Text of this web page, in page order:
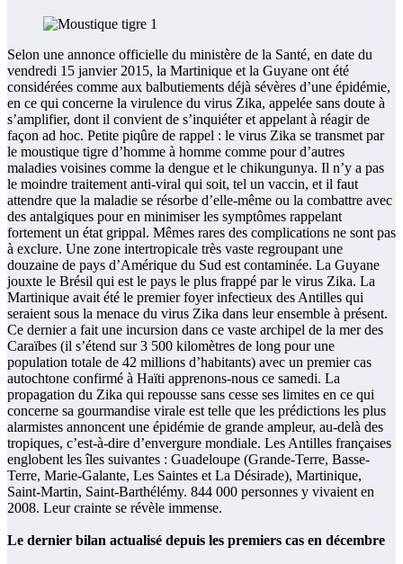
Selon une annonce officielle du ministère de la Santé, en date du
vendredi 15 janvier 2015, la Martinique et la Guyane ont été
considérées comme aux balbutiements déjà sévères d’une épidémie,
en ce qui concerne la virulence du virus Zika, appelée sans doute à
s’amplifier, dont il convient de s’inquiéter et appelant à réagir de
façon ad hoc. Petite piqûre de rappel : le virus Zika se transmet par
le moustique tigre d’homme à homme comme pour d’autres
maladies voisines comme la dengue et le chikungunya. Il n’y a pas
le moindre traitement anti-viral qui soit, tel un vaccin, et il faut
attendre que la maladie se résorbe d’elle-même ou la combattre avec
des antalgiques pour en minimiser les symptômes rappelant
fortement un état grippal. Mêmes rares des complications ne sont pas
à exclure. Une zone intertropicale très vaste regroupant une
douzaine de pays d’Amérique du Sud est contaminée. La Guyane
jouxte le Brésil qui est le pays le plus frappé par le virus Zika. La
Martinique avait été le premier foyer infectieux des Antilles qui
seraient sous la menace du virus Zika dans leur ensemble à présent.
Ce dernier a fait une incursion dans ce vaste archipel de la mer des
Caraïbes (il s’étend sur 3 500 kilomètres de long pour une
population totale de 42 millions d’habitants) avec un premier cas
autochtone confirmé à Haïti apprenons-nous ce samedi. La
propagation du Zika qui repousse sans cesse ses limites en ce qui
concerne sa gourmandise virale est telle que les prédictions les plus
alarmistes annoncent une épidémie de grande ampleur, au-delà des
tropiques, c’est-à-dire d’envergure mondiale. Les Antilles françaises
englobent les îles suivantes : Guadeloupe (Grande-Terre, Basse-
Terre, Marie-Galante, Les Saintes et La Désirade), Martinique,
Saint-Martin, Saint-Barthélémy. 844 000 personnes y vivaient en
2008. Leur crainte se révèle immense.
Le dernier bilan actualisé depuis les premiers cas en décembre